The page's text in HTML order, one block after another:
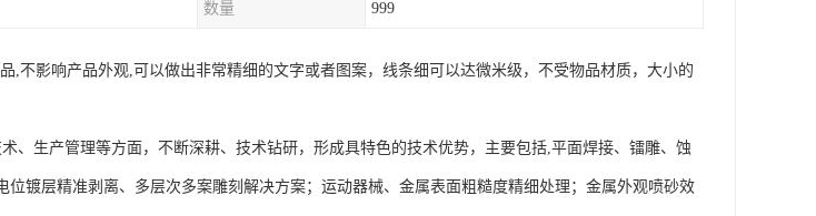
数量 999
,不影响产品外观,可以做出非常精细的文字或者图案，线条细可以达微米级，不受物品材质，大小的
、生产管理等方面，不断深耕、技术钻研，形成具特色的技术优势，主要包括,平面焊接、镭雕、蚀
位镀层精准剥离、多层次多案雕刻解决方案；运动器械、金属表面粗糙度精细处理；金属外观喷砂效